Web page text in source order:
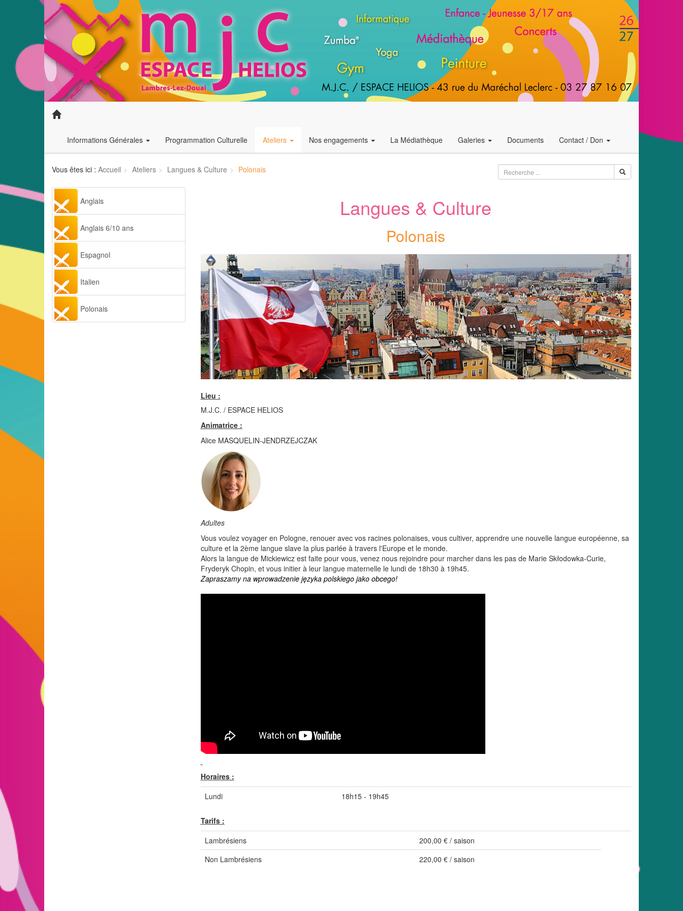
Informations Générales Programmation Culturelle Ateliers Nos engagements La Médiathèque Galeries Documents Contact / Don
Vous êtes ici : Accueil Ateliers Langues & Culture Polonais
Langues & Culture
Polonais
Lieu :
M.J.C. / ESPACE HELIOS
Animatrice :
Alice MASQUELIN-JENDRZEJCZAK
Adultes
Vous voulez voyager en Pologne, renouer avec vos racines polonaises, vous cultiver, apprendre une nouvelle langue européenne, sa
culture et la 2ème langue slave la plus parlée à travers l'Europe et le monde.
Alors la langue de Mickiewicz est faite pour vous, venez nous rejoindre pour marcher dans les pas de Marie Skłodowka-Curie,
Fryderyk Chopin, et vous initier à leur langue maternelle le lundi de 18h30 à 19h45.
Zapraszamy na wprowadzenie języka polskiego jako obcego!
Horaires :
Lundi
18h15 - 19h45
Tarifs :
Lambrésiens
200,00 € / saison
Non Lambrésiens
220,00 € / saison
Anglais
Anglais 6/10 ans
Espagnol
Italien
Polonais